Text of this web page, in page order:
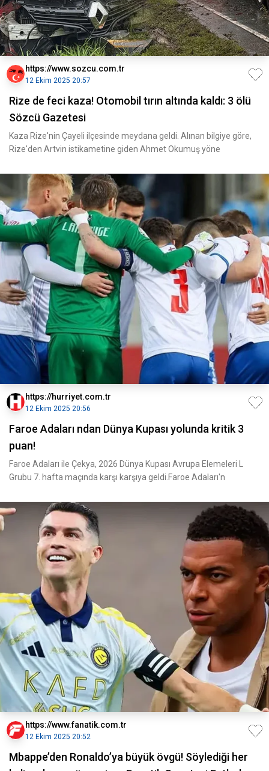
https://www.sozcu.com.tr
12 Ekim 2025 20:57
Rize de feci kaza! Otomobil tırın altında kaldı: 3 ölü
Sözcü Gazetesi
Kaza Rize'nin Çayeli ilçesinde meydana geldi. Alınan bilgiye göre,
Rize'den Artvin istikametine giden Ahmet Okumuş yöne
https://hurriyet.com.tr
12 Ekim 2025 20:56
Faroe Adaları ndan Dünya Kupası yolunda kritik 3
puan!
Faroe Adaları ile Çekya, 2026 Dünya Kupası Avrupa Elemeleri L
Grubu 7. hafta maçında karşı karşıya geldi.Faroe Adaları'n
https://www.fanatik.com.tr
12 Ekim 2025 20:52
Mbappe’den Ronaldo’ya büyük övgü! Söylediği her